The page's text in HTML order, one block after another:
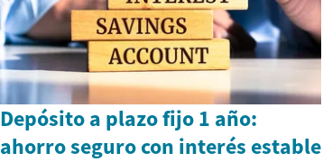
Depósito a plazo fijo 1 año:
ahorro seguro con interés estable